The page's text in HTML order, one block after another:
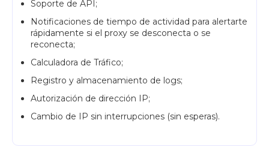
Soporte de API;
Notificaciones de tiempo de actividad para alertarte
rápidamente si el proxy se desconecta o se
reconecta;
Calculadora de Tráfico;
Registro y almacenamiento de logs;
Autorización de dirección IP;
Cambio de IP sin interrupciones (sin esperas).